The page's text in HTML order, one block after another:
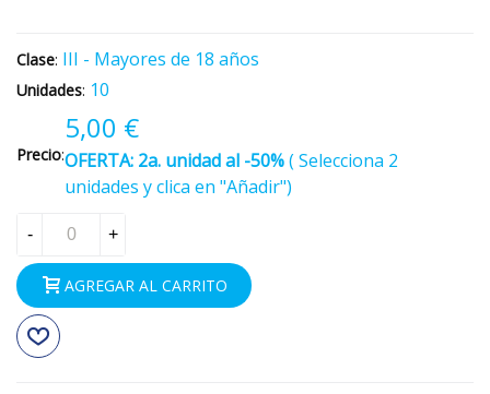
Clase: III - Mayores de 18 años
Unidades: 10
Precio:
5,00 €
OFERTA: 2a. unidad al -50%(Selecciona 2
unidades y clica en "Añadir")
- +
AGREGAR AL CARRITO